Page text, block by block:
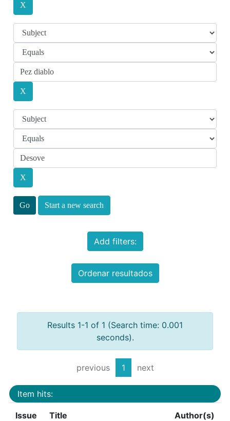
Start a new search
Add filters:
Ordenar resultados
Results 1-1 of 1 (Search time: 0.001
seconds).
previous 1 next
Item hits:
Issue
Title Author(s)